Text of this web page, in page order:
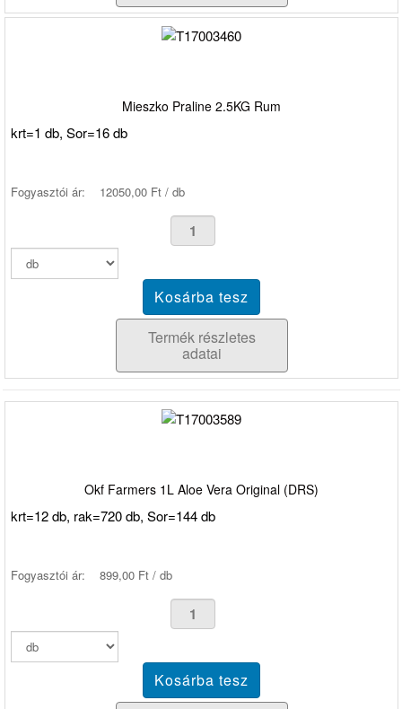
Mieszko Praline 2.5KG Rum
krt=1 db, Sor=16 db
Fogyasztói ár: 12050,00 Ft / db
Termék részletes
adatai
Okf Farmers 1L Aloe Vera Original (DRS)
krt=12 db, rak=720 db, Sor=144 db
Fogyasztói ár: 899,00 Ft / db